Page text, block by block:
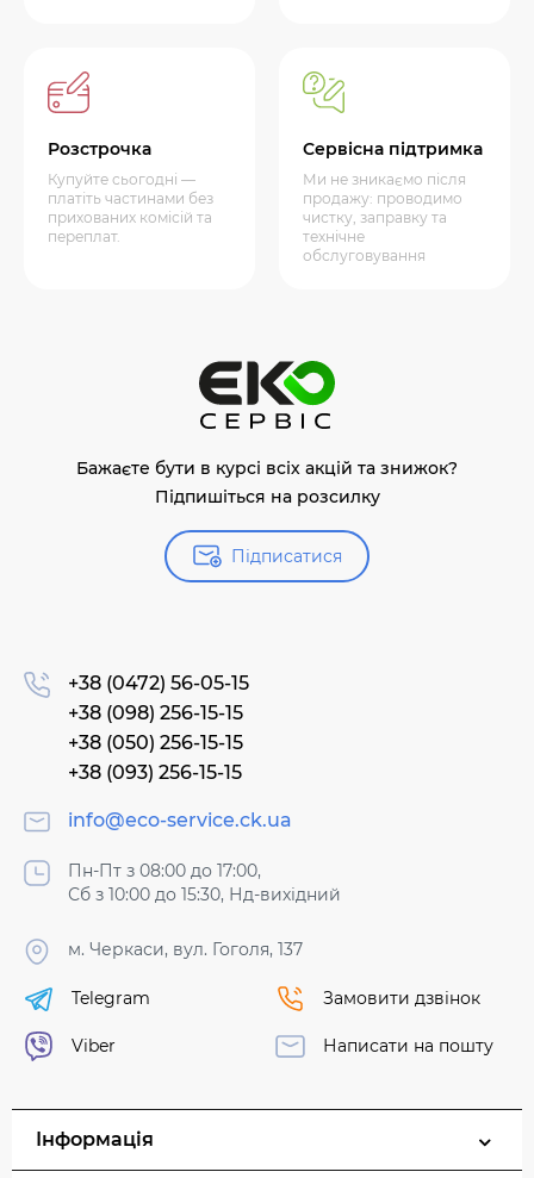
Розстрочка
Купуйте сьогодні —
платіть частинами без
прихованих комісій та
переплат.
Сервісна підтримка
Ми не зникаємо після
продажу: проводимо
чистку, заправку та
технічне
обслуговування
Бажаєте бути в курсі всіх акцій та знижок?
Підпишіться на розсилку
Підписатися
+38 (0472) 56-05-15
+38 (098) 256-15-15
+38 (050) 256-15-15
+38 (093) 256-15-15
info@eco-service.ck.ua
Пн-Пт з 08:00 до 17:00,
Сб з 10:00 до 15:30, Нд-вихідний
м. Черкаси, вул. Гоголя, 137
Telegram
Viber
Замовити дзвінок
Написати на пошту
Інформація